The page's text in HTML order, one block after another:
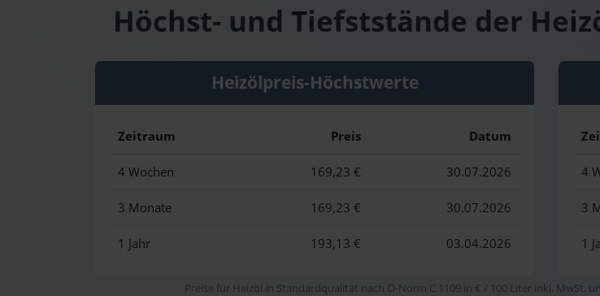
Höchst- und Tiefststände der
Heizölpreis-Höchstwerte
Zeitraum Preis Datum
4 Wochen 169,23 € 30.07.2026
3 Monate 169,23 € 30.07.2026
1 Jahr 193,13 € 03.04.2026
4
3
1
Preise für Heizöl in Standardqualität nach Ö-Norm C 1109 in € / 100 Liter inkl. MwSt.